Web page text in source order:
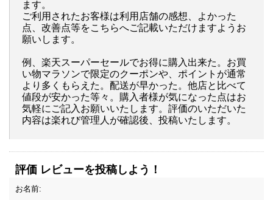
ます。
ご利用されたお客様は利用店舗の感想、よかった
点、改善点等をこちらへご記載いただけますようお
願いします。
例、楽天スーパーセールでお得に購入出来た。お買
い物マラソンで限定のクーポンや、ポイントが通常
より多くもらえた。配送が早かった。他店と比べて
値段が安かった等々。購入者様が気になった点はお
気軽にご記入お願いいたします。評価のいただいた
内容は楽れび管理人が確認後、投稿いたします。
評価 レビューを投稿しよう！
お名前: